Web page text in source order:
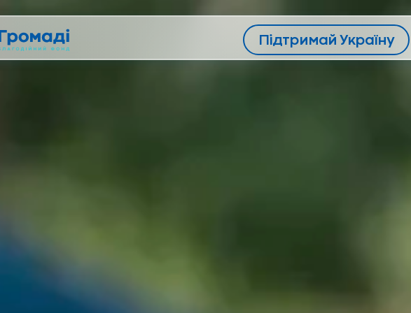
Підтримай Україну